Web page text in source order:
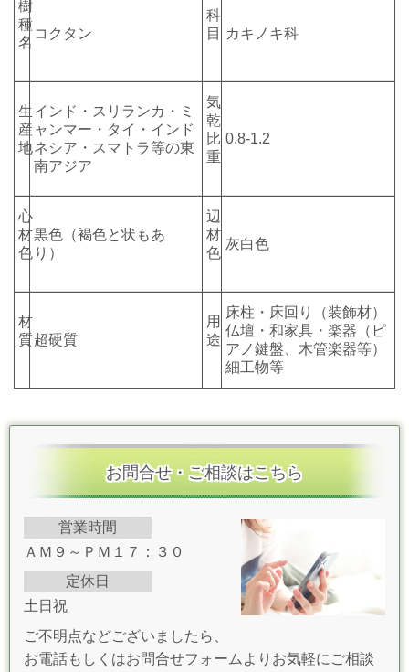
樹
種
名
コクタン
科
目
カキノキ科
生
産
地
インド・スリランカ・ミ
ャンマー・タイ・インド
ネシア・スマトラ等の東
南アジア
気
乾
比
重
0.8-1.2
心
材
色
黒色（褐色と状もあ
り）
辺
材
色
灰白色
材
質超硬質
用
途
床柱・床回り（装飾材）
仏壇・和家具・楽器（ピ
アノ鍵盤、木管楽器等）
細工物等
お問合せ・ご相談はこちら
営業時間
ＡＭ９～ＰＭ１７：３０
定休日
土日祝
ご不明点などございましたら、
お電話もしくはお問合せフォームよりお気軽にご相談